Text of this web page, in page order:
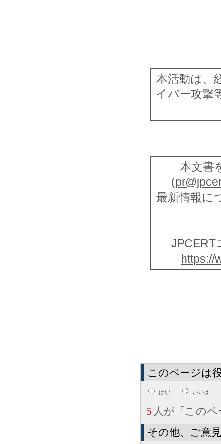
本活動は、
イバー攻撃
本文書
(
最新情報に
JPCERT
https://
このページは
はい いいえ
5 人が「この
その他、ご意